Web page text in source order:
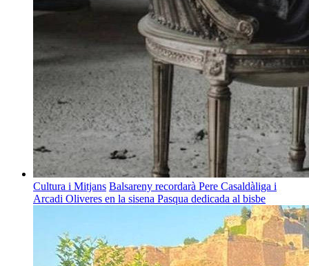
Cultura i Mitjans Balsareny recordarà Pere Casaldàliga i
Arcadi Oliveres en la sisena Pasqua dedicada al bisbe